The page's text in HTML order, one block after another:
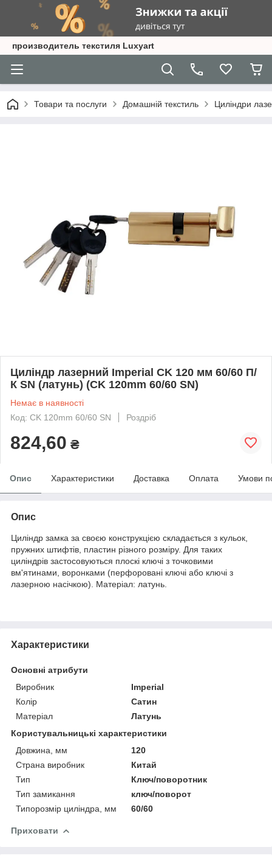
производитель текстиля Luxyart
Товари та послуги Домашній текстиль Циліндри
Циліндр лазерний Imperial CK 120 мм 60/60 П/
К SN (латунь) (CK 120mm 60/60 SN)
Немає в наявності
Код: CK 120mm 60/60 SN
Роздріб
824,60 ₴
Опис Характеристики Доставка Оплата Умови
Опис
Циліндр замка за своєю конструкцією складається з кульок,
пружних штифтів, пластин різного розміру. Для таких
циліндрів застосовуються плоскі ключі з точковими
вм'ятинами, воронками (перфоровані ключі або ключі з
лазерною насічкою). Матеріал: латунь.
Характеристики
Основні атрибути
Виробник
Imperial
Колір
Сатин
Матеріал
Латунь
Користувальницькі характеристики
Довжина, мм
120
Страна виробник
Китай
Тип
Ключ/поворотник
Тип замикання
ключ/поворот
Типорозмір циліндра, мм
60/60
Приховати